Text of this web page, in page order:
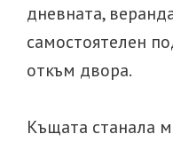
дневната,
самостоятелен
откъм двора.
Къщата станала